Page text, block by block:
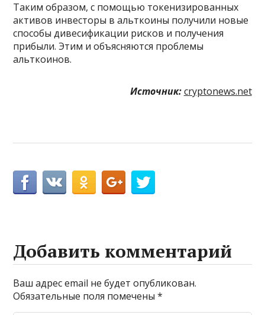
Таким образом, с помощью токенизированных
активов инвесторы в альткоины получили новые
способы дивесификации рисков и получения
прибыли. Этим и объясняются проблемы
альткоинов.
Источник: cryptonews.net
Добавить комментарий
Ваш адрес email не будет опубликован.
Обязательные поля помечены*